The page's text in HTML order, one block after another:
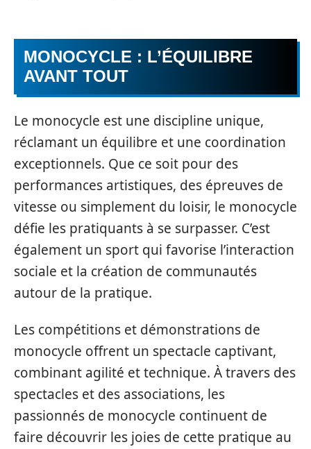
MONOCYCLE : L’ÉQUILIBRE
AVANT TOUT
Le monocycle est une discipline unique,
réclamant un équilibre et une coordination
exceptionnels. Que ce soit pour des
performances artistiques, des épreuves de
vitesse ou simplement du loisir, le monocycle
défie les pratiquants à se surpasser. C’est
également un sport qui favorise l’interaction
sociale et la création de communautés
autour de la pratique.
Les compétitions et démonstrations de
monocycle offrent un spectacle captivant,
combinant agilité et technique. À travers des
spectacles et des associations, les
passionnés de monocycle continuent de
faire découvrir les joies de cette pratique au